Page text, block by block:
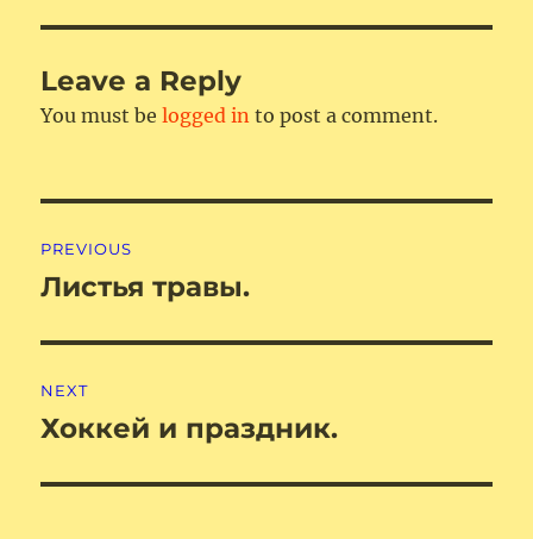
Leave a Reply
You must belogged in to post a comment.
navigation
PREVIOUS
Previous
Листья травы.
NEXT
Next
Хоккей и праздник.